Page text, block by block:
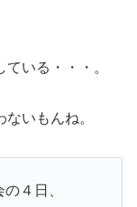
いる・・・。
いもんね。
４日、